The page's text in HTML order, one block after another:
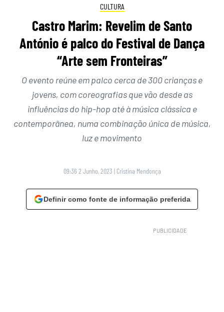
CULTURA
Castro Marim: Revelim de Santo
António é palco do Festival de Dança
“Arte sem Fronteiras”
O evento reúne em palco cerca de 300 crianças e
jovens, com coreografias que vão desde as
influências do hip-hop até à música clássica e
contemporânea, numa combinação única de música,
luz e movimento
09:36 2 Junho, 2023 | Cristina Mendonça
Definir como fonte de informação preferida